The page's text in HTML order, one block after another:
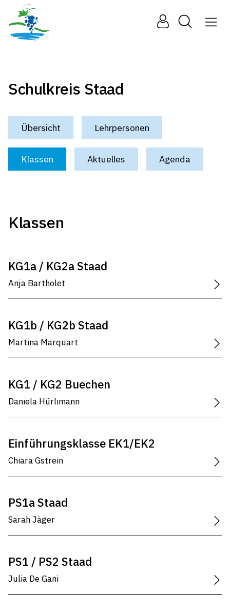
Schulkreis Staad
Übersicht Lehrpersonen
Klassen Aktuelles Agenda
Klassen
KG1a / KG2a Staad
Anja Bartholet
KG1b / KG2b Staad
Martina Marquart
KG1 / KG2 Buechen
Daniela Hürlimann
Einführungsklasse EK1/EK2
Chiara Gstrein
PS1a Staad
Sarah Jäger
PS1 / PS2 Staad
Julia De Gani